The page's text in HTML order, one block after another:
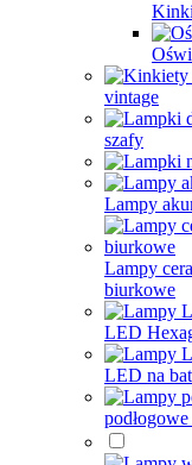
vintage
szafy
Lampy
Lampy
biurkowe
LED
LED na
podłogowe